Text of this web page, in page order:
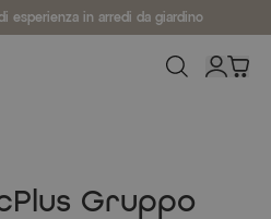
esperienza in arredi da giardino
Gruppo